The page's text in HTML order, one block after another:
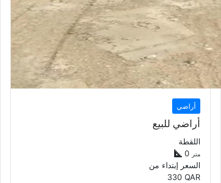
أراضي
أراضي للبيع
اللقطة
0 متر
السعر إبتداء من
330 QAR